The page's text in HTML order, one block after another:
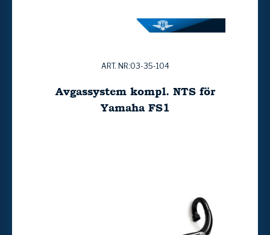
ART. NR:03-35-104
Avgassystem kompl. NTS för
Yamaha FS1